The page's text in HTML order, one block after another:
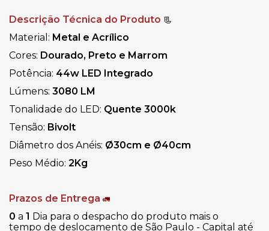
Descrição Técnica do Produto 📃
Material: Metal e Acrílico
Cores: Dourado, Preto e Marrom
Potência: 44w LED Integrado
Lúmens: 3080 LM
Tonalidade do LED: Quente 3000k
Tensão: Bivolt
Diâmetro dos Anéis: Ø30cm e Ø40cm
Peso Médio: 2Kg
Prazos de Entrega 🚛
0 a 1 Dia para o despacho do produto mais o
tempo de deslocamento de São Paulo - Capital até